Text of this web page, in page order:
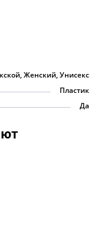
Женский, Унисекс
Пластик
Да